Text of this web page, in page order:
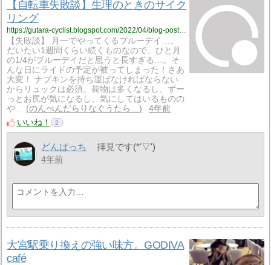
【自転車失敗談】生理のときのサイク
リング
https://gutara-cyclist.blogspot.com/2022/04/blog-post_75.html
【失敗談】 月一でやってくるブルーデイ…。
だいたい1週間くらい続くものなので、ひと月
の1/4がブルーデイだと思うと長すぎる…。そ
んな日にライドの予定が被ってしまった！さあ
大変！ ナプキンを持ち運ばなければならない
からリュックは必須。荷物は多くなるし、ずー
っとお尻が気になるし、気にしてはいるものの
や…
のんべんだらりなぐうたら…
4年前
いいね！
2
どんぱっち 拝見です(*'▽')
4年前
大宮駅乗り換えの強い味方。GODIVA
café